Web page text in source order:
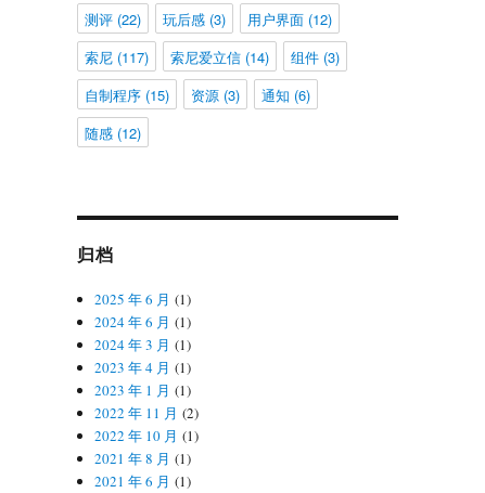
测评(22) 玩后感(3) 用户界面(12)
索尼(117) 索尼爱立信(14) 组件(3)
自制程序(15) 资源(3) 通知 (6)
随感(12)
归档
2025 年 6 月 (1)
2024 年 6 月 (1)
2024 年 3 月 (1)
2023 年 4 月 (1)
2023 年 1 月 (1)
2022 年 11 月 (2)
2022 年 10 月 (1)
2021 年 8 月 (1)
2021 年 6 月 (1)